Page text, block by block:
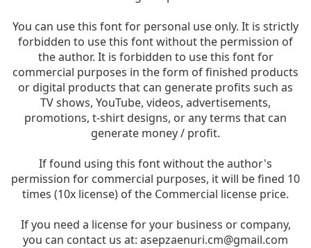
You can use this font for personal use only. It is strictly
forbidden to use this font without the permission of
the author. It is forbidden to use this font for
commercial purposes in the form of finished products
or digital products that can generate profits such as
TV shows, YouTube, videos, advertisements,
promotions, t-shirt designs, or any terms that can
generate money / profit.
If found using this font without the author's
permission for commercial purposes, it will be fined 10
times (10x license) of the Commercial license price.
If you need a license for your business or company,
you can contact us at: asepzaenuri.cm@gmail.com